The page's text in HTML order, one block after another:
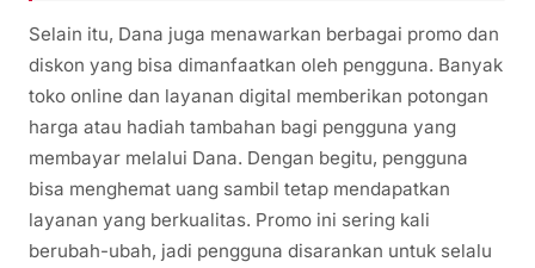
Selain itu, Dana juga menawarkan berbagai promo dan
diskon yang bisa dimanfaatkan oleh pengguna. Banyak
toko online dan layanan digital memberikan potongan
harga atau hadiah tambahan bagi pengguna yang
membayar melalui Dana. Dengan begitu, pengguna
bisa menghemat uang sambil tetap mendapatkan
layanan yang berkualitas. Promo ini sering kali
berubah-ubah, jadi pengguna disarankan untuk selalu